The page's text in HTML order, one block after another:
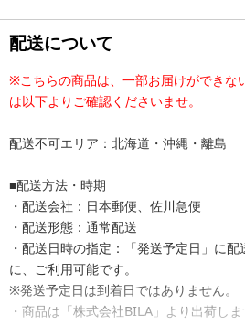
配送について
※こちらの商品は、一部お届けができな
は以下よりご確認くださいませ。
配送不可エリア：北海道・沖縄・離島
■配送方法・時期
・配送会社：日本郵便、佐川急便
・配送形態：通常配送
・配送日時の指定：「発送予定日」に
に、ご利用可能です。
※発送予定日は到着日ではありません。
・商品は「株式会社BILA」より出荷しま